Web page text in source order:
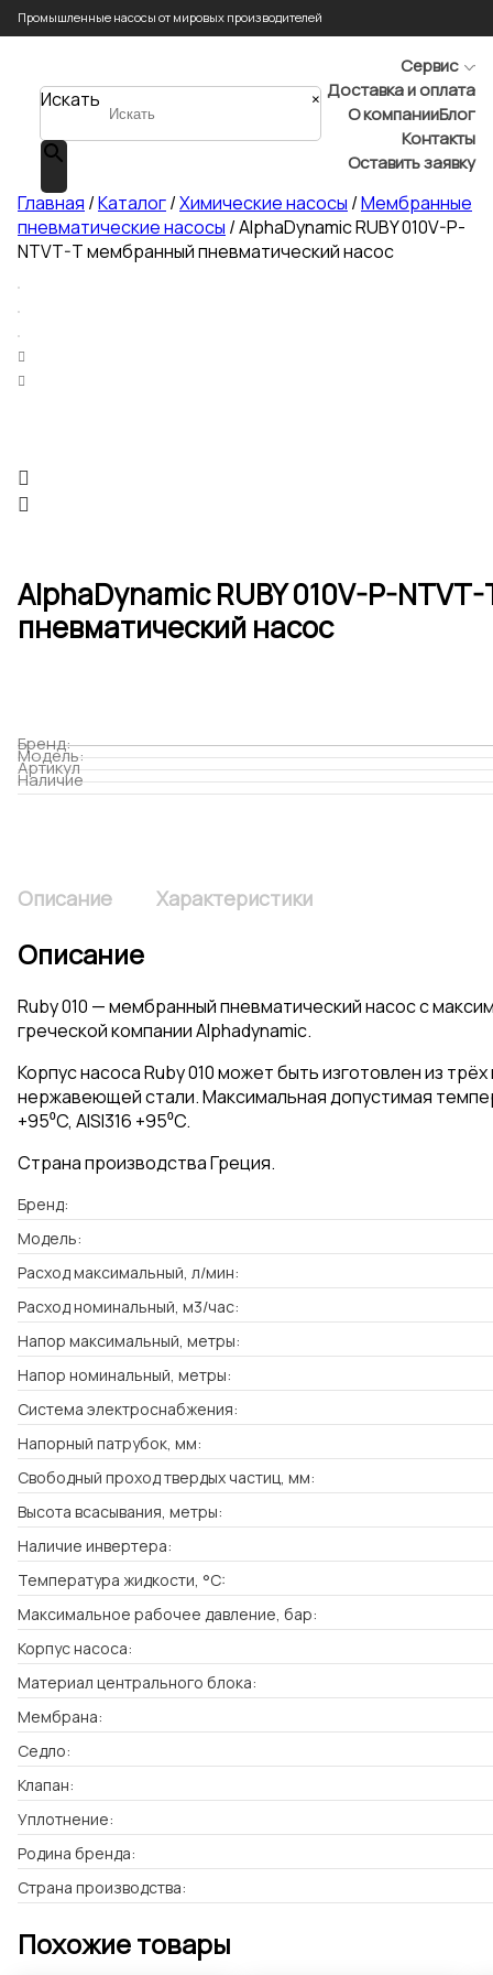
Промышленные насосы от мировых производителей
Искать ×
Сервис
Доставка и оплата
О компанииБлог
Контакты
Оставить заявку
Главная /Каталог/Химические насосы /Мембранные
пневматические насосы / AlphaDynamic RUBY 010V-P-
NTVT-T мембранный пневматический насос
AlphaDynamic RUBY 010V-P-
пневматический насос
Бренд:
Модель:
Артикул
Наличие
Описание Характеристики
Описание
Ruby 010 — мембранный пневматический насос с
греческой компании Alphadynamic.
Корпус насоса Ruby 010 может быть изготовлен из
нержавеющей стали. Максимальная допустимая
+95⁰C, AISI316 +95⁰C.
Страна производства Греция.
Бренд:
Модель:
Расход максимальный, л/мин:
Расход номинальный, м3/час:
Напор максимальный, метры:
Напор номинальный, метры:
Система электроснабжения:
Напорный патрубок, мм:
Свободный проход твердых частиц, мм:
Высота всасывания, метры:
Наличие инвертера:
Температура жидкости, °C:
Максимальное рабочее давление, бар:
Корпус насоса:
Материал центрального блока:
Мембрана:
Седло:
Клапан:
Уплотнение:
Родина бренда:
Страна производства:
Похожие товары